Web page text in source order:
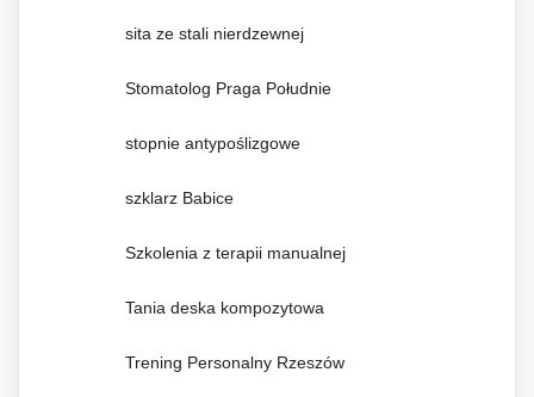
sita ze stali nierdzewnej
Stomatolog Praga Południe
stopnie antypoślizgowe
szklarz Babice
Szkolenia z terapii manualnej
Tania deska kompozytowa
Trening Personalny Rzeszów